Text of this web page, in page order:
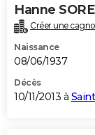
Hanne
Créer une
Naissance
08/06/1937
Décès
10/11/2013 à